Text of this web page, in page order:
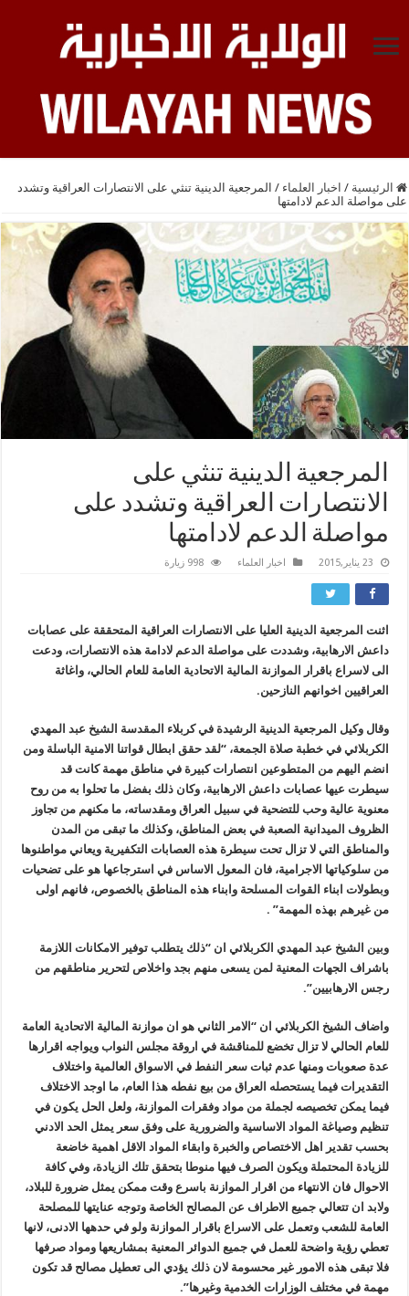
الرئيسية / اخبار العلماء / المرجعية الدينية تنثي على الانتصارات العراقية وتشدد
على مواصلة الدعم لادامتها
المرجعية الدينية تنثي على
الانتصارات العراقية وتشدد على
مواصلة الدعم لادامتها
23 يناير,2015 اخبار العلماء 998 زيارة
اثنت المرجعية الدينية العليا على الانتصارات العراقية المتحققة على عصابات
داعش الارهابية، وشددت على مواصلة الدعم لادامة هذه الانتصارات، ودعت
الى لاسراع باقرار الموازنة المالية الاتحادية العامة للعام الحالي، واغاثة
العراقيين اخوانهم النازحين.
وقال وكيل المرجعية الدينية الرشيدة في كربلاء المقدسة الشيخ عبد المهدي
الكربلائي في خطبة صلاة الجمعة، “لقد حقق ابطال قواتنا الامنية الباسلة ومن
انضم اليهم من المتطوعين انتصارات كبيرة في مناطق مهمة كانت قد
سيطرت عيها عصابات داعش الارهابية، وكان ذلك بفضل ما تحلوا به من روح
معنوية عالية وحب للتضحية في سبيل العراق ومقدساته، ما مكنهم من تجاوز
الظروف الميدانية الصعبة في بعض المناطق، وكذلك ما تبقى من المدن
والمناطق التي لا تزال تحت سيطرة هذه العصابات التكفيرية ويعاني مواطنوها
من سلوكياتها الاجرامية، فان المعول الاساس في استرجاعها هو على تضحيات
وبطولات ابناء القوات المسلحة وابناء هذه المناطق بالخصوص، فانهم اولى
من غيرهم بهذه المهمة” .
وبين الشيخ عبد المهدي الكربلائي ان “ذلك يتطلب توفير الامكانات اللازمة
باشراف الجهات المعنية لمن يسعى منهم بجد واخلاص لتحرير مناطقهم من
رجس الارهابيين”.
واضاف الشيخ الكربلائي ان “الامر الثاني هو ان موازنة المالية الاتحادية العامة
للعام الحالي لا تزال تخضع للمناقشة في اروقة مجلس النواب ويواجه اقرارها
عدة صعوبات ومنها عدم ثبات سعر النفط في الاسواق العالمية واختلاف
التقديرات فيما يستحصله العراق من بيع نفطه هذا العام، ما اوجد الاختلاف
فيما يمكن تخصيصه لجملة من مواد وفقرات الموازنة، ولعل الحل يكون في
تنظيم وصياغة المواد الاساسية والضرورية على وفق سعر يمثل الحد الادني
بحسب تقدير اهل الاختصاص والخبرة وابقاء المواد الاقل اهمية خاضعة
للزيادة المحتملة ويكون الصرف فيها منوطا بتحقق تلك الزيادة، وفي كافة
الاحوال فان الانتهاء من اقرار الموازنة باسرع وقت ممكن يمثل ضرورة للبلاد،
ولابد ان تتعالي جميع الاطراف عن المصالح الخاصة وتوجه عنايتها للمصلحة
العامة للشعب وتعمل على الاسراع باقرار الموازنة ولو في حدهها الادنى، لانها
تعطي رؤية واضحة للعمل في جميع الدوائر المعنية بمشاريعها ومواد صرفها
فلا تبقى هذه الامور غير محسومة لان ذلك يؤدي الى تعطيل مصالح قد تكون
مهمة في مختلف الوزارات الخدمية وغيرها”.